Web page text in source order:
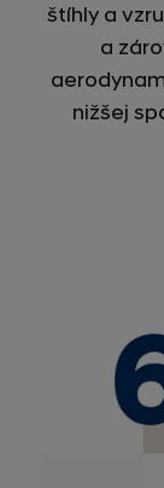
štíhly a
a
nižšej